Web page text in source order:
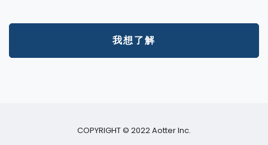
我想了解
COPYRIGHT © 2022 Aotter Inc.